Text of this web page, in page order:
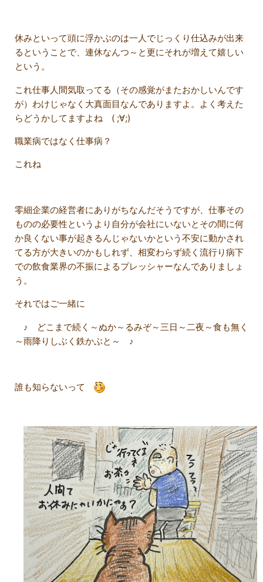
休みといって頭に浮かぶのは一人でじっくり仕込みが出来
るということで、連休なんつ～と更にそれが増えて嬉しい
という。
これ仕事人間気取ってる（その感覚がまたおかしいんです
が）わけじゃなく大真面目なんでありますよ。よく考えた
らどうかしてますよね ( ;∀;)
職業病ではなく仕事病？
これね
零細企業の経営者にありがちなんだそうですが、仕事その
ものの必要性というより自分が会社にいないとその間に何
か良くない事が起きるんじゃないかという不安に動かされ
てる方が大きいのかもしれず、相変わらず続く流行り病下
での飲食業界の不振によるプレッシャーなんでありましょ
う。
それではご一緒に
♪ どこまで続く～ぬか～るみぞ～三日～二夜～食も無く
～雨降りしぶく鉄かぶと～ ♪
誰も知らないって